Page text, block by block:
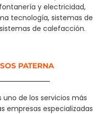
y electricidad,
tecnología, sistemas de
de calefacción.
PATERNA
uno de los servicios más
empresas especializadas